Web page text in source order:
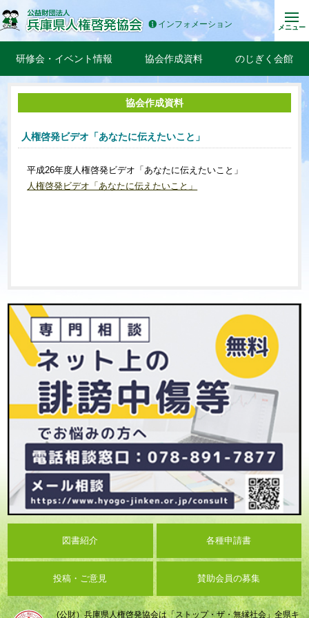
インフォメーション メニュー
研修会・イベント情報 協会作成資料 のじぎく会館
協会作成資料
人権啓発ビデオ「あなたに伝えたいこと」
平成26年度人権啓発ビデオ「あなたに伝えたいこと」
人権啓発ビデオ「あなたに伝えたいこと」
図書紹介 各種申請書
投稿・ご意見 賛助会員の募集
(公財）兵庫県人権啓発協会は「ストップ・ザ・無縁社会」全県キ